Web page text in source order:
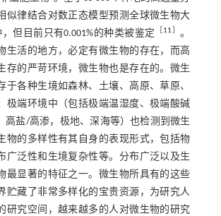
似律结合对数正态模型预测全球微生物大
，但目前只有0.001%的种类被鉴定 11
。
生活的地方，必定有微生物的存在，而高
存的严苛环境，微生物也是存在的。微生
于各种生境如森林、土壤、高原、草原、
极端环境中（包括极端温湿度、极端酸碱
高盐/高渗，极地、深海等）也检测到微生
物的多样性有其自身的表现形式，包括物
广泛性和生境复杂性等。分布广泛以及生
最显著的特征之一。微生物所具有的这些
贮藏了非常多样化的宝贵资源，为研究人
研究空间，越来越多的人对微生物的研究